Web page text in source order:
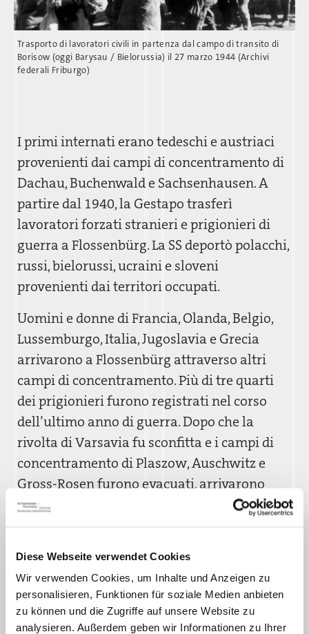
Diese Webseite verwendet Cookies
Wir verwenden Cookies, um Inhalte und Anzeigen zu
personalisieren, Funktionen für soziale Medien anbieten
zu können und die Zugriffe auf unsere Website zu
analysieren. Außerdem geben wir Informationen zu Ihrer
Trasporto di lavoratori civili in partenza dal campo di transito di
Borisow (oggi Barysau / Bielorussia) il 27 marzo 1944 (Archivi
federali Friburgo)
I primi internati erano tedeschi e austriaci
provenienti dai campi di concentramento di
Dachau, Buchenwald e Sachsenhausen. A
partire dal 1940, la Gestapo trasferì
lavoratori forzati stranieri e prigionieri di
guerra a Flossenbürg. La SS deportò polacchi,
russi, bielorussi, ucraini e sloveni
provenienti dai territori occupati.
Uomini e donne di Francia, Olanda, Belgio,
Lussemburgo, Italia, Jugoslavia e Grecia
arrivarono a Flossenbürg attraverso altri
campi di concentramento. Più di tre quarti
dei prigionieri furono registrati nel corso
dell’ultimo anno di guerra. Dopo che la
rivolta di Varsavia fu sconfitta e i campi di
concentramento di Plaszow, Auschwitz e
Gross-Rosen furono evacuati, arrivarono
migliaia di polacchi ed ebrei polacchi.
con le marce della morte a Flossenbürg solo
pochi giorni prima della dissoluzione del
campo.